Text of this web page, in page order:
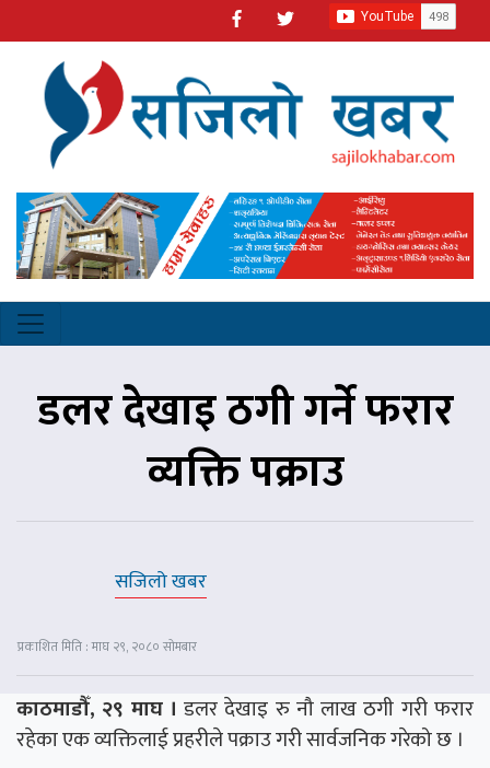
डलर देखाइ ठगी गर्ने फरार
व्यक्ति पक्राउ
सजिलो खबर
प्रकाशित मिति : माघ २९, २०८० सोमबार
काठमाडौँ, २९ माघ । डलर देखाइ रु नौ लाख ठगी गरी फरार
रहेका एक व्यक्तिलाई प्रहरीले पक्राउ गरी सार्वजनिक गरेको छ ।